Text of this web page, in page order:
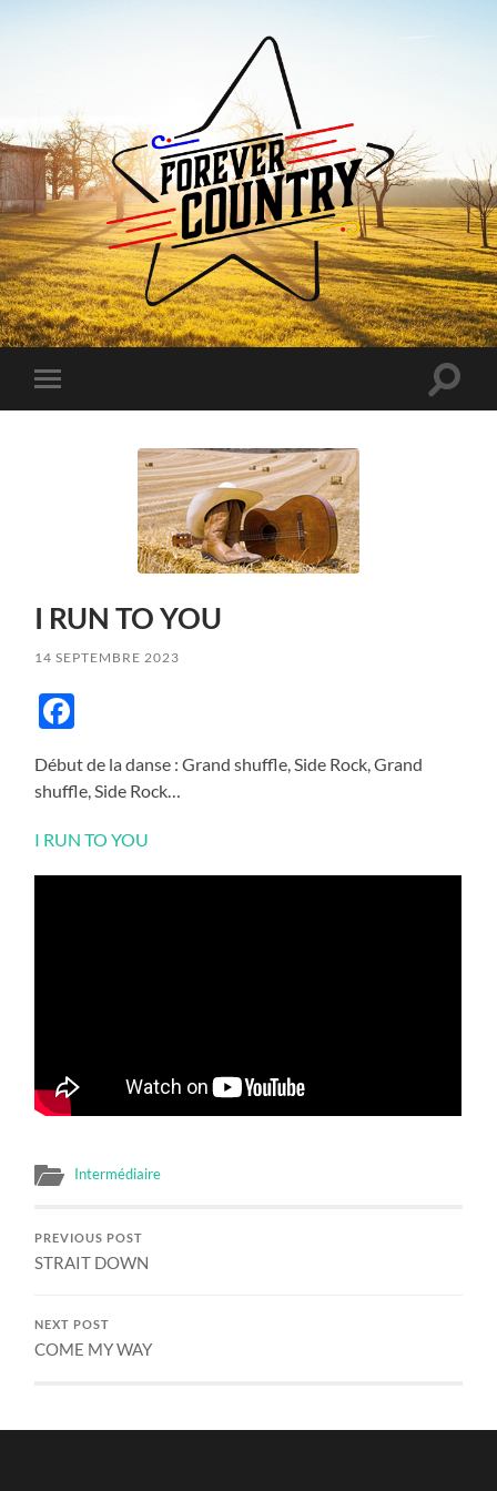
Forever
Country
Toggle
mobile
Toggle
I RUN TO YOU
14 SEPTEMBRE 2023
Début de la danse : Grand shuffle, Side Rock, Grand
shuffle, Side Rock…
I RUN TO YOU
Intermédiaire
PREVIOUS POST
STRAIT DOWN
NEXT POST
COME MY WAY